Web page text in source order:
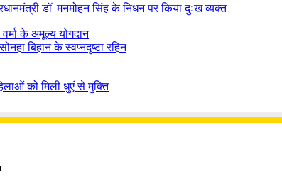
डॉ. मनमोहन सिंह के निधन पर किया दुःख व्यक्त
बिहान के स्वप्नदृष्टा रहिन
को मिली धुएं से मुक्ति